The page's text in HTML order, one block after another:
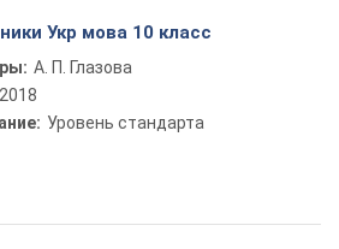
Укр мова 10 класс
А. П. Глазова
2018
Уровень стандарта